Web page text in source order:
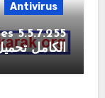
Antivirus
الكامل